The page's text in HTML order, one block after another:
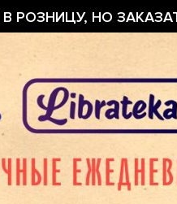
РОЗНИЦУ, НО